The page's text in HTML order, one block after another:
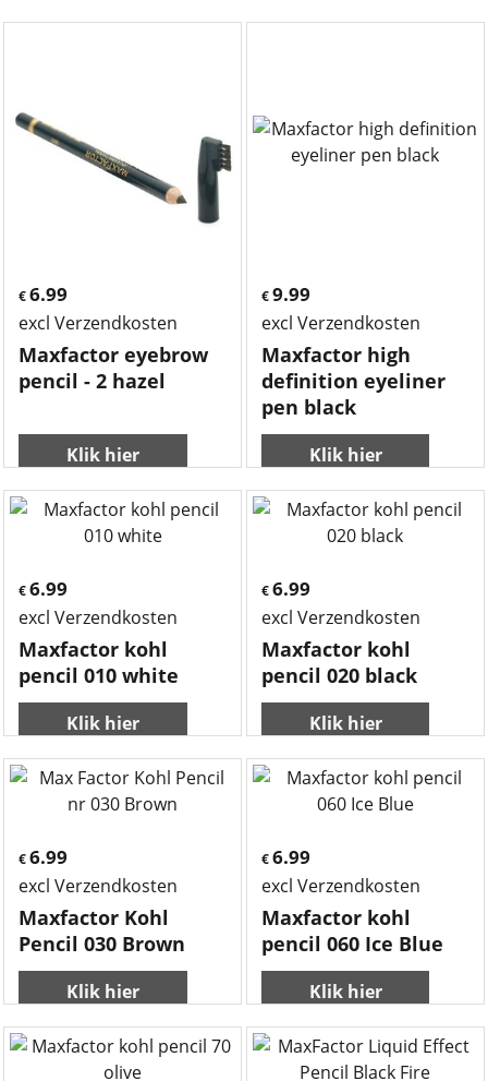
€ 6.99
excl Verzendkosten
Maxfactor eyebrow
pencil - 2 hazel
Klik hier
€9.99
excl Verzendkosten
Maxfactor high
definition eyeliner
pen black
Klik hier
€ 6.99
excl Verzendkosten
Maxfactor kohl
pencil 010 white
Klik hier
€6.99
excl Verzendkosten
Maxfactor kohl
pencil 020 black
Klik hier
€ 6.99
excl Verzendkosten
Maxfactor Kohl
Pencil 030 Brown
Klik hier
€6.99
excl Verzendkosten
Maxfactor kohl
pencil 060 Ice Blue
Klik hier